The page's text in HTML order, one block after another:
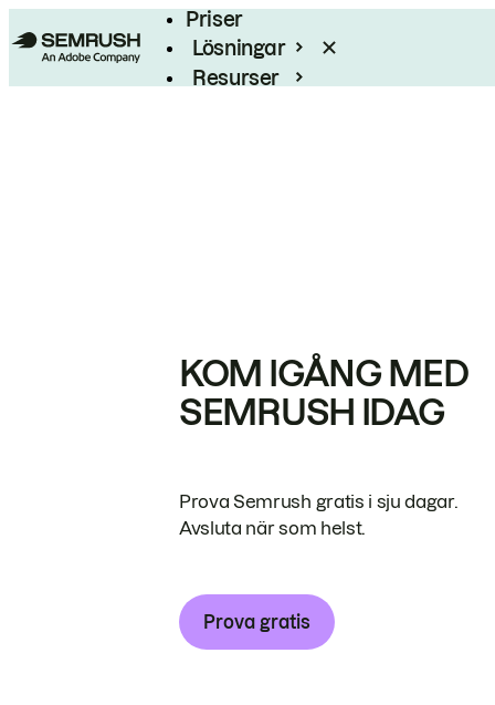
Priser
Lösningar
Resurser
KOM IGÅNG MED
SEMRUSH IDAG
Prova Semrush gratis i sju dagar.
Avsluta när som helst.
Prova gratis